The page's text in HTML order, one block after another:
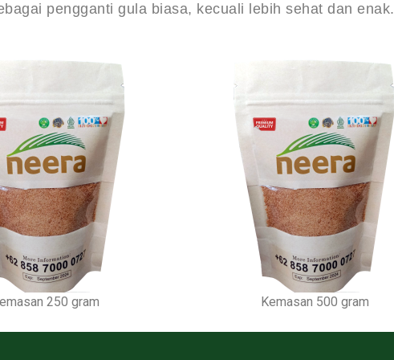
pengganti gula biasa, kecuali lebih sehat dan enak.
250 gram Kemasan 500 gram